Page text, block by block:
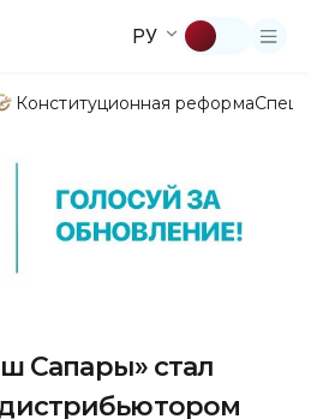
РУ
Конституционная реформа
Сапары» стал